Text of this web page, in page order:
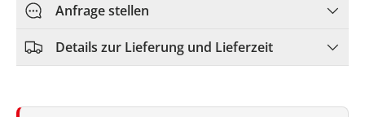
Anfrage stellen
Details zur Lieferung und Lieferzeit